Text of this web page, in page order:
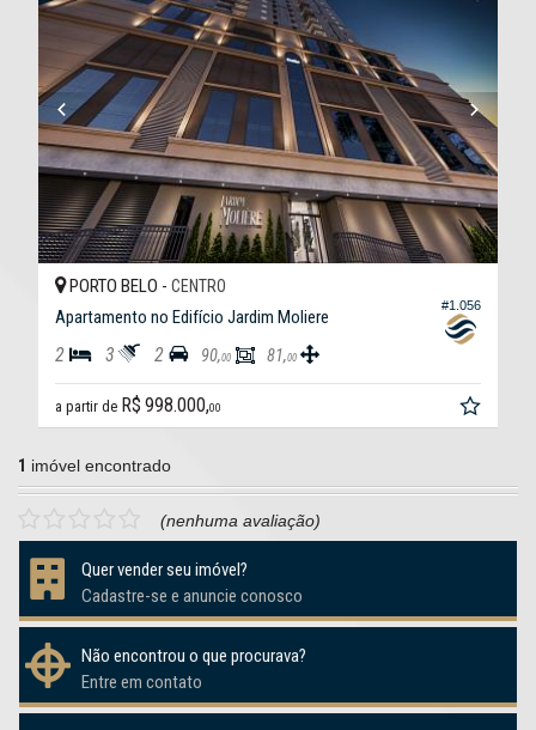
#1.056
PORTO BELO - CENTRO
Apartamento no Edifício Jardim Moliere
2 3 2 90,00 81,00
a partir de R$ 998.000,00
1 imóvel encontrado
(nenhuma avaliação)
Quer vender seu imóvel?
Cadastre-se e anuncie conosco
Não encontrou o que procurava?
Entre em contato